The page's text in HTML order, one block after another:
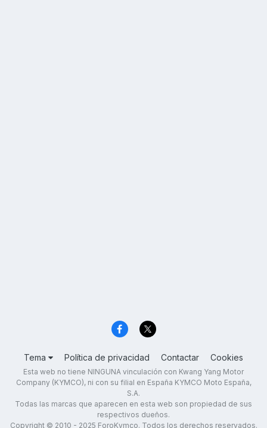
Tema Política de privacidad Contactar Cookies
Esta web no tiene NINGUNA vinculación con Kwang Yang Motor
Company (KYMCO), ni con su filial en España KYMCO Moto España,
S.A.
Todas las marcas que aparecen en esta web son propiedad de sus
respectivos dueños.
Copyright © 2010 - 2025 ForoKymco. Todos los derechos reservados.